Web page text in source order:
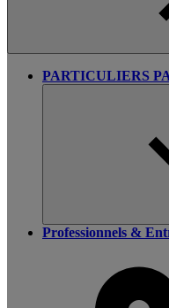
PARTICULIERS
Professionnels &